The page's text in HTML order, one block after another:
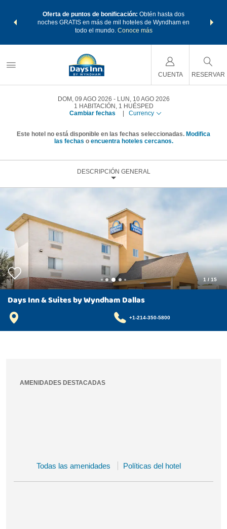
Oferta de puntos de bonificación:Obtén hasta dos
noches GRATIS en más de mil hoteles de Wyndham en
todo el mundo. Conoce más
de viaje
CUENTA RESERVAR
DOM, 09 AGO 2026
LUN, 10 AGO 2026
1 HABITACIÓN , 1 HUÉSPED
Cambiar fechas
Currency
Este hotel no está disponible en las fechas seleccionadas. Modifica
las fechas o encuentra hoteles cercanos.
DESCRIPCIÓN GENERAL
1 / 15
Days Inn & Suites by Wyndham Dallas
+1-214-350-5800
AMENIDADES DESTACADAS
Todas las amenidades Políticas del hotel